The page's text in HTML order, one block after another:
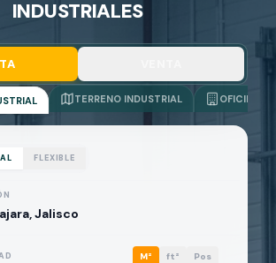
INDUSTRIALES
TERRENO INDUSTRIAL OFICINAS
FLEXIBLE
M² ft² Pos